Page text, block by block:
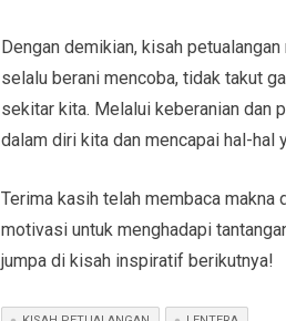
Dengan demikian, kisah
selalu berani mencoba, tidak takut
sekitar kita. Melalui keberanian dan
dalam diri kita dan mencapai hal-hal
Terima kasih telah membaca
motivasi untuk menghadapi
jumpa di kisah inspiratif berikutnya!